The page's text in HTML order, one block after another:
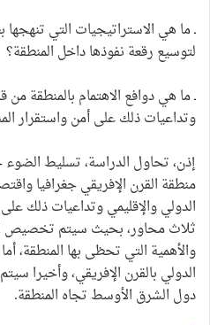
ـ ما هي الاستراتيجيات التي تنهجها
لتوسيع رقعة نفوذها داخل المنطقة؟
ـ ما هي دوافع الاهتمام بالمنطقة من
وتداعيات ذلك على أمن واستقرار
إذن، تحاول الدراسة، تسليط
منطقة القرن الإفريقي جغرافيا
الدولي والإقليمي وتداعيات ذلك
ثلاث محاور، بحيث سيتم تخصيص
والأهمية التي تحظى بها المنطقة،
الدولي بالقرن الإفريقي، وأخيرا
دول الشرق الأوسط تجاه المنطقة.